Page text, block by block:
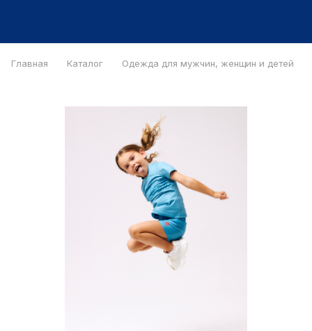
Главная Каталог Одежда для мужчин, женщин и детей